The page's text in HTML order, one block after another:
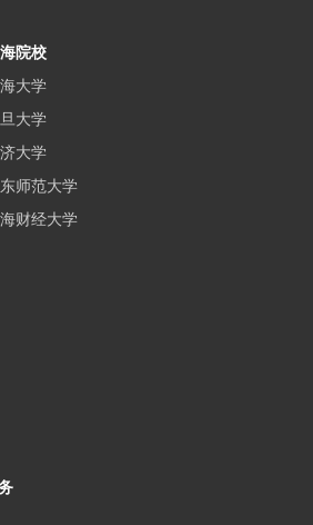
海院校
海大学
大学
大学
师范大学
海财经大学